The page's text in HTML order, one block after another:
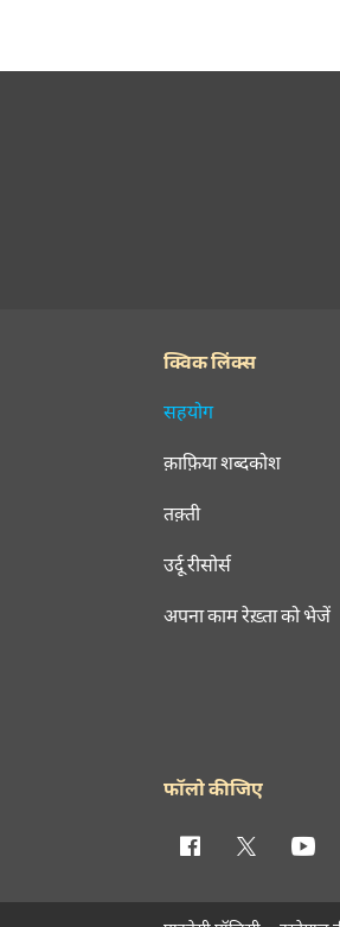
क्विक लिंक्स
सहयोग
क़ाफ़िया शब्दकोश
तक़्ती
उर्दू रीसोर्स
अपना काम रेख़्ता को भेजें
फॉलो कीजिए